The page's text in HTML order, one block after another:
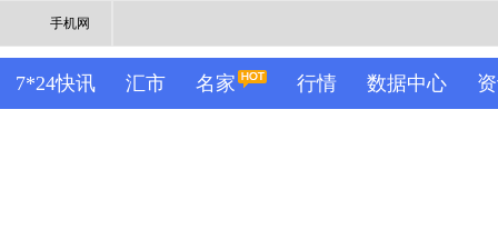
手机网
7*24快讯 汇市 名家 行情 数据中心